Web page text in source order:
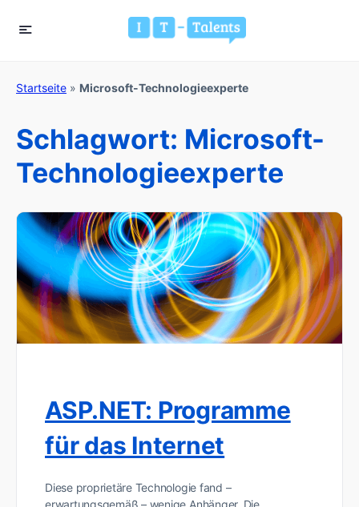
Startseite » Microsoft-Technologieexperte
Schlagwort: Microsoft-
Technologieexperte
ASP.NET: Programme
für das Internet
Diese proprietäre Technologie fand –
erwartungsgemäß – wenige Anhänger. Die